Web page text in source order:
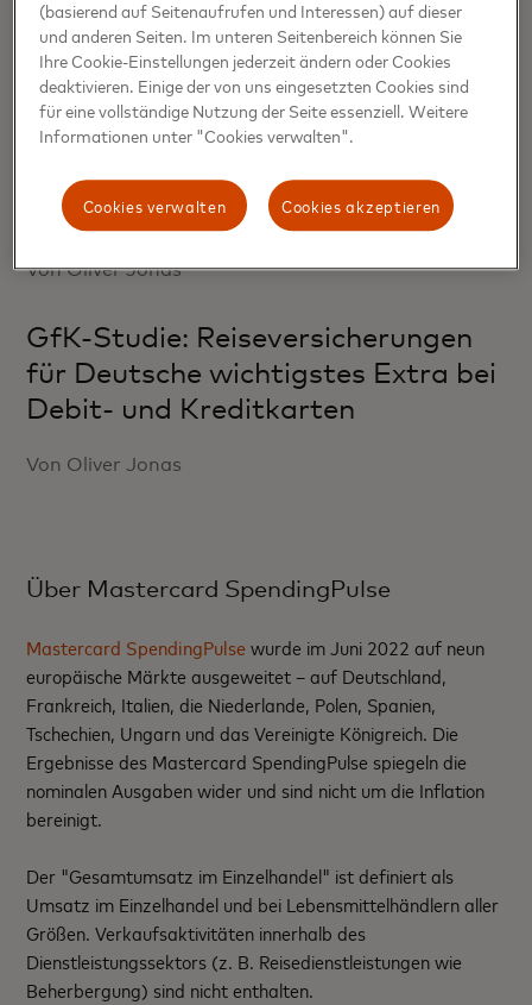
Verwandte Themen
Mastercard-Studie zu Reisetrends
2023: Tourist:innen in Deutschland
wollen mehr erleben
Von Oliver Jonas
GfK-Studie: Reiseversicherungen
für Deutsche wichtigstes Extra bei
Debit- und Kreditkarten
Von Oliver Jonas
Über Mastercard SpendingPulse
Mastercard SpendingPulsewurde im Juni 2022 auf neun
europäische Märkte ausgeweitet – auf Deutschland,
Frankreich, Italien, die Niederlande, Polen, Spanien,
Tschechien, Ungarn und das Vereinigte Königreich. Die
Ergebnisse des Mastercard SpendingPulse spiegeln die
nominalen Ausgaben wider und sind nicht um die Inflation
bereinigt.
Der "Gesamtumsatz im Einzelhandel" ist definiert als
Umsatz im Einzelhandel und bei Lebensmittelhändlern aller
Größen. Verkaufsaktivitäten innerhalb des
Dienstleistungssektors (z. B. Reisedienstleistungen wie
Beherbergung) sind nicht enthalten.
(basierend auf Seitenaufrufen und Interessen) auf dieser
und anderen Seiten. Im unteren Seitenbereich können Sie
Ihre Cookie-Einstellungen jederzeit ändern oder Cookies
deaktivieren. Einige der von uns eingesetzten Cookies sind
für eine vollständige Nutzung der Seite essenziell. Weitere
Informationen unter "Cookies verwalten".
Cookies akzeptieren
Cookies verwalten